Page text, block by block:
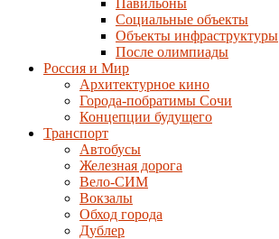
Павильоны
Социальные объекты
Объекты инфраструктуры
После олимпиады
Россия и Мир
Архитектурное кино
Города-побратимы Сочи
Концепции будущего
Транспорт
Автобусы
Железная дорога
Вело-СИМ
Вокзалы
Обход города
Дублер